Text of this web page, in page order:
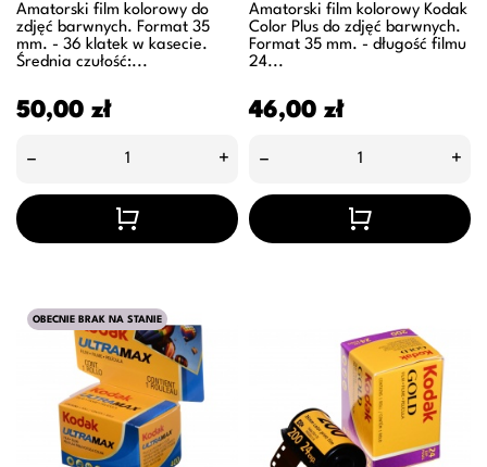
Amatorski film kolorowy do
zdjęć barwnych. Format 35
mm. - 36 klatek w kasecie.
Średnia czułość:...
Cena
50,00 zł
– +
Amatorski film kolorowy Kodak
Color Plus do zdjęć barwnych.
Format 35 mm. - długość filmu
24...
Cena
46,00 zł
– +
OBECNIE BRAK NA STANIE